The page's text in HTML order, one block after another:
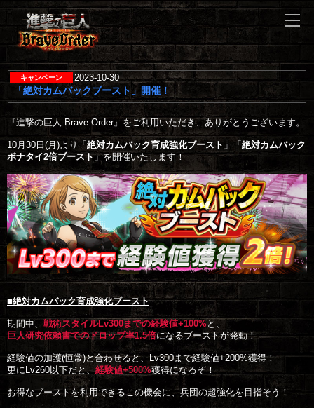
2023-10-30
「絶対カムバックブースト」開催！
『進撃の巨人 Brave Order』をご利用いただき、ありがとうございます。
10月30日(月)より「 絶対カムバック育成強化ブースト 」「 絶対カムバック
ボナタイ2倍ブースト」を開催いたします！
■絶対カムバック育成強化ブースト
期間中、 戦術スタイルLv300までの経験値+100%
巨人研究依頼書でのドロップ率1.5倍になるブーストが発動！
経験値の加護(恒常)と合わせると、Lv300まで経験値+200%獲得！
更にLv260以下だと、経験値+500%獲得になるぞ！
お得なブーストを利用できるこの機会に、兵団の超強化を目指そう！